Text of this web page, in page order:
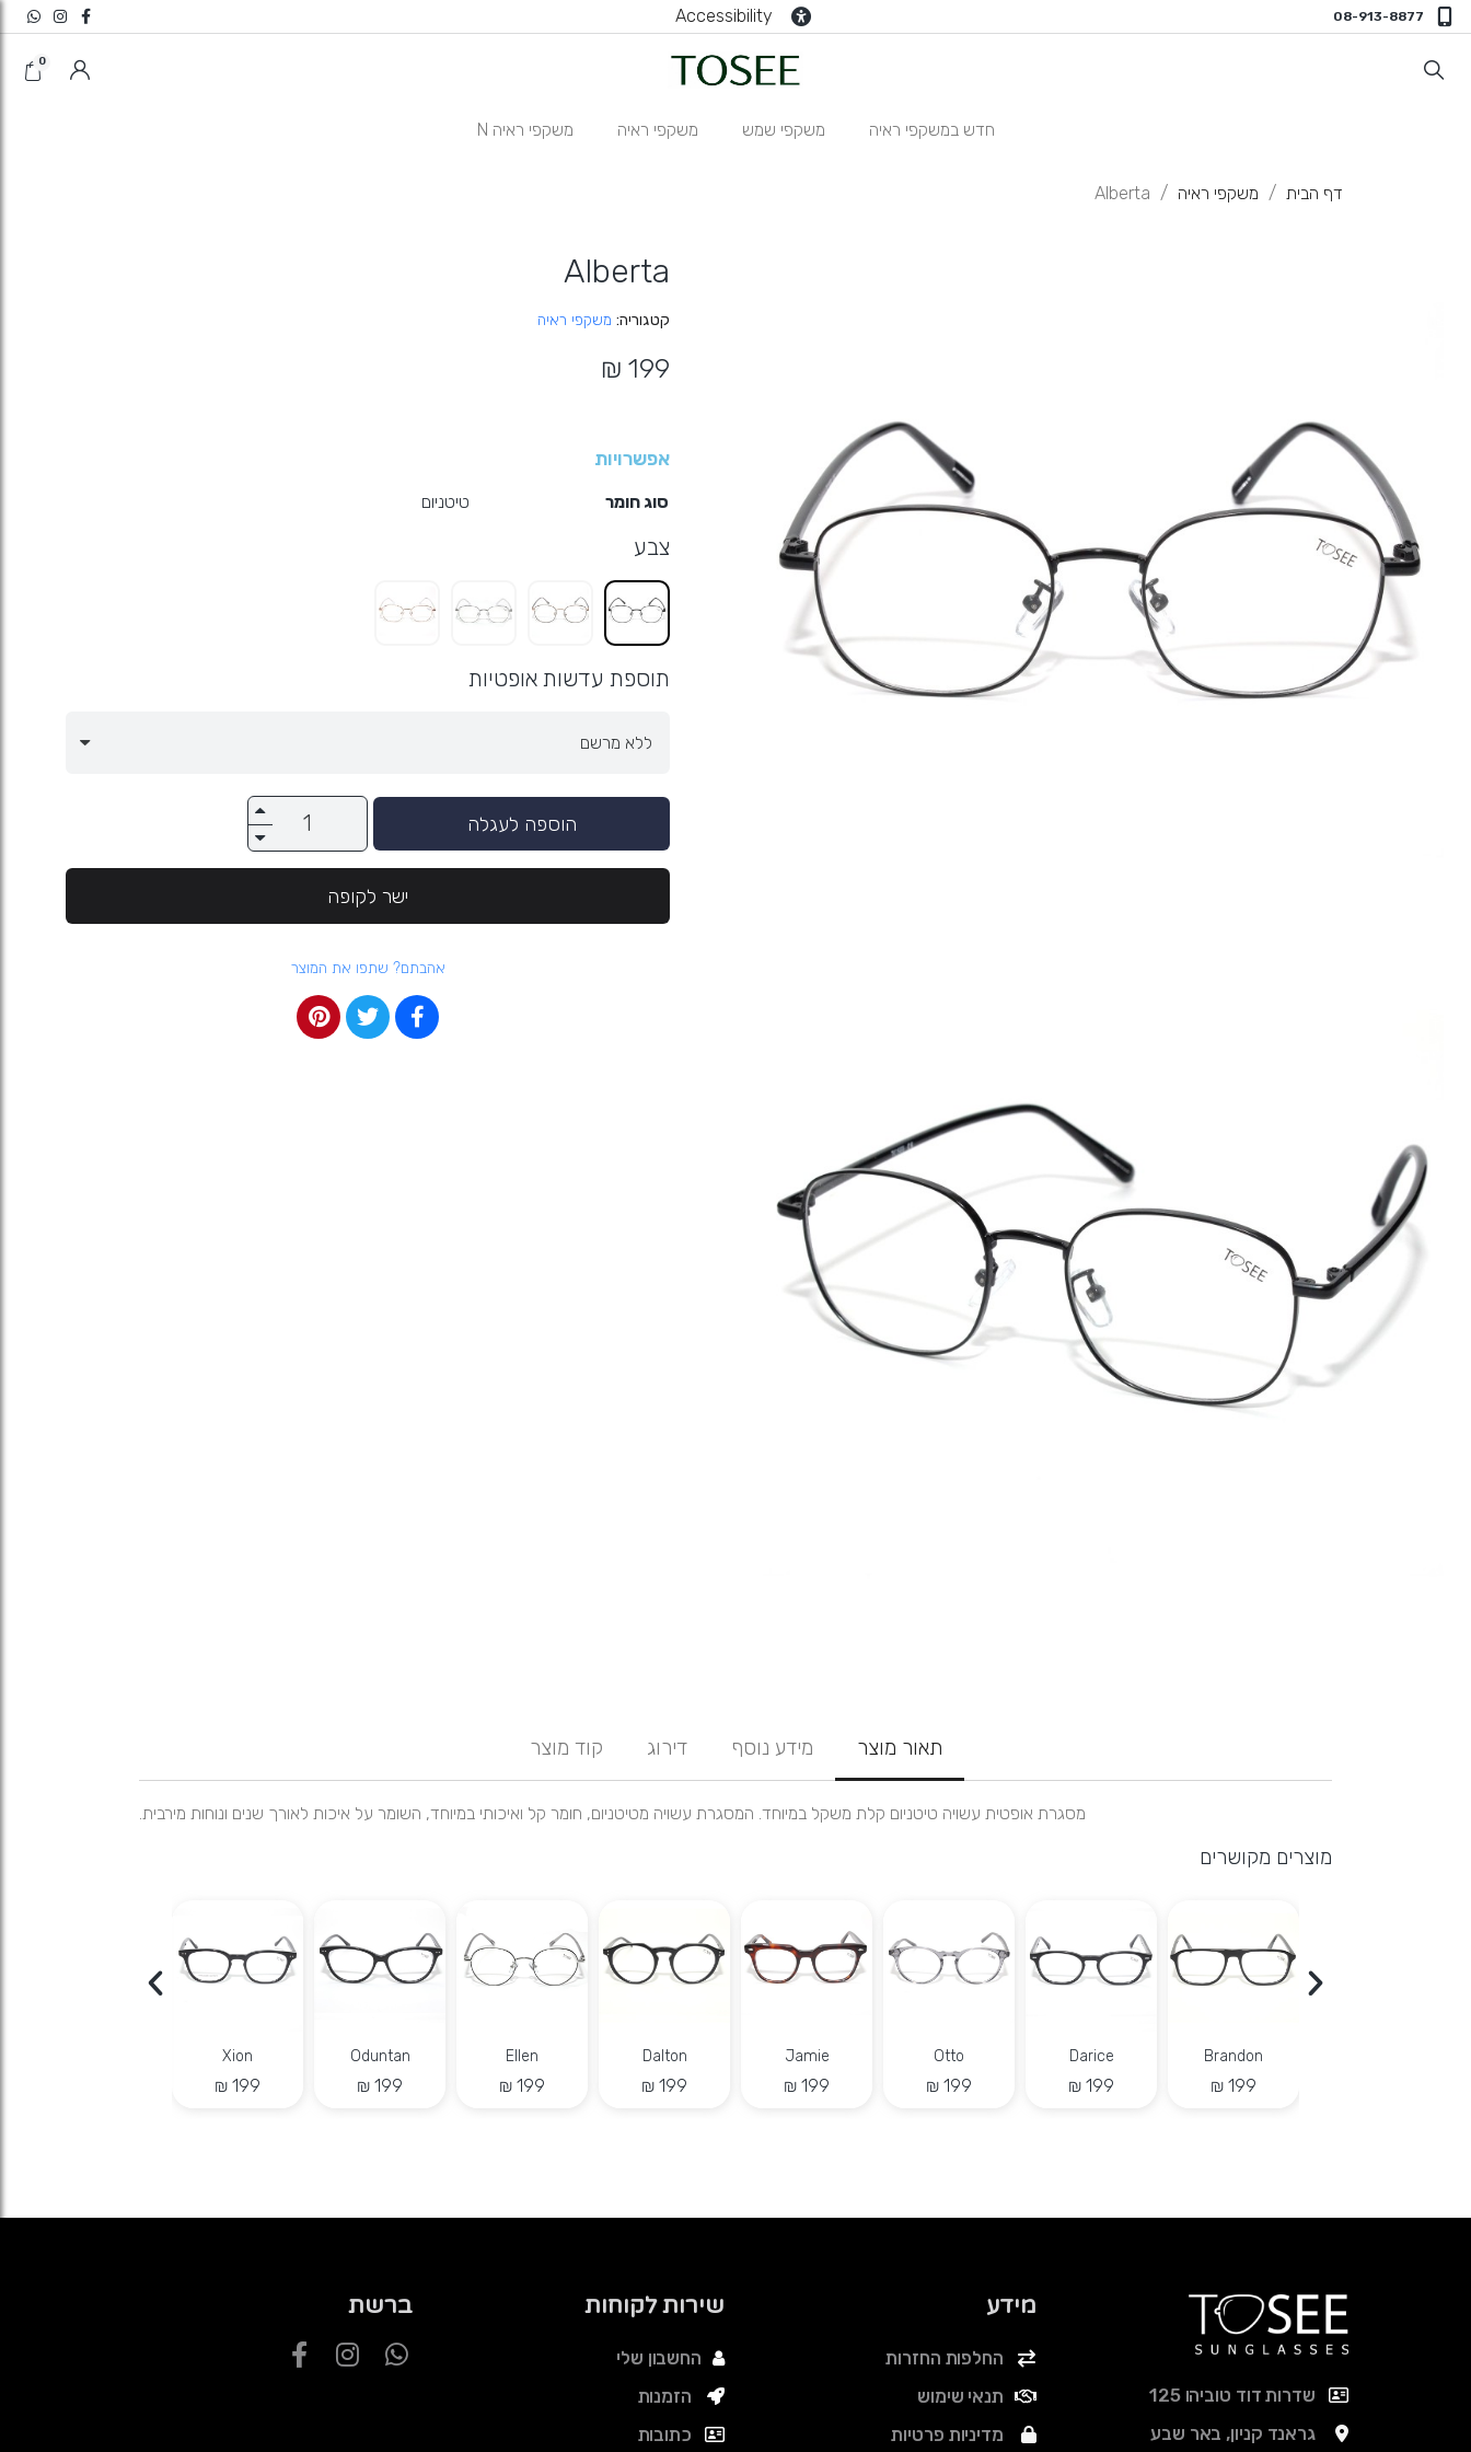
08-913-8877
Accessibility
חדש במשקפי ראיה משקפי שמש משקפי ראיה משקפי ראיה N
דף הבית משקפי ראיה Alberta
Alberta
קטגוריה משקפי ראיה
אפשרויות
סוג חומר טיטניום
צבע
תוספת עדשות אופטיות
הוספה לעגלה
ישר לקופה
אהבתם? שתפו את המוצר
תאור מוצר מידע נוסף דירוג קוד מוצר
מסגרת אופטית עשויה טיטניום קלת משקל במיוחד. המסגרת עשויה מטיטניום, חומר קל ואיכותי במיוחד, השומר על איכות לאורך שנים ונוחות מירבית.
מוצרים מקושרים
Jamie
‏199 ₪
Dalton
‏199 ₪
Ellen
‏199 ₪
Oduntan
‏199 ₪
Xion
‏199 ₪
Marilyn
‏199 ₪
Chanty
‏199 ₪
‏199 ₪
שדרות דוד טוביהו 125
גראנד קניון, באר שבע
מידע
החלפות החזרות
תנאי שימוש
מדיניות פרטיות
שירות לקוחות
החשבון שלי
הזמנות
כתובות
ברשת